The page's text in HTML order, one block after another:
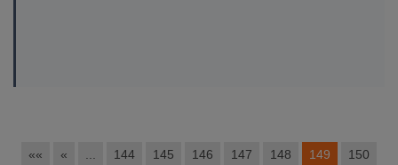
«« « 144 145 146 147 148 149 150